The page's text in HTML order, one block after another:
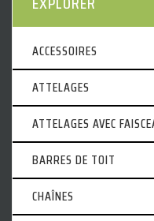
ACCESSOIRES
ATTELAGES
ATTELAGES AVEC
BARRES DE TOIT
CHAÎNES